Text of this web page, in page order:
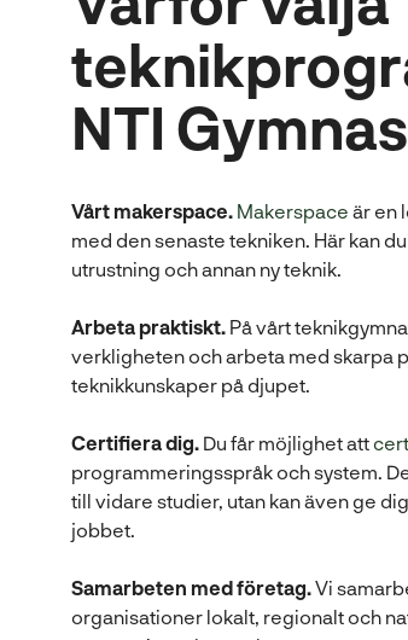
NTI
Vårt makerspace. Makerspace är en
med den senaste tekniken. Här kan
utrustning och annan ny teknik.
Arbeta praktiskt. På vårt
verkligheten och arbeta med skarpa
teknikkunskaper på djupet.
Certifiera dig. Du får möjlighet att
programmeringsspråk och system.
till vidare studier, utan kan även ge
jobbet.
Samarbeten med företag.Vi
organisationer lokalt, regionalt och